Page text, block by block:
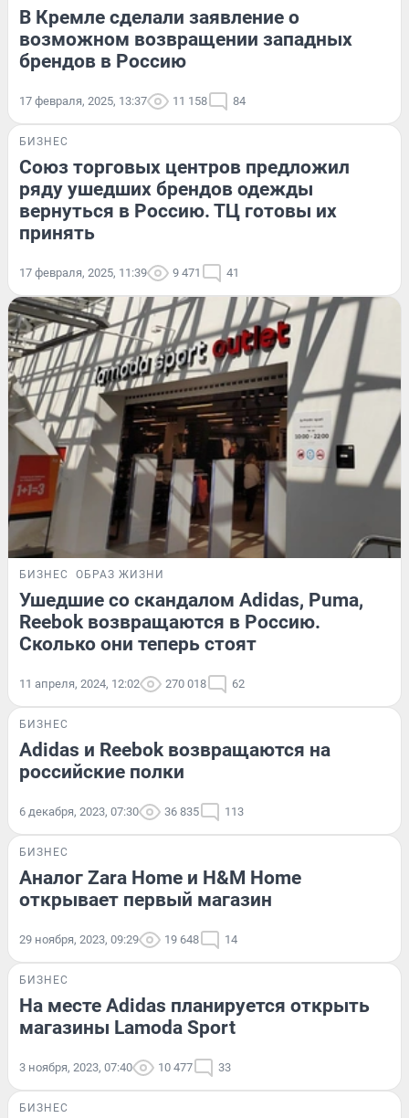
В Кремле сделали заявление о
возможном возвращении западных
брендов в Россию
17 февраля, 2025, 13:37 11 158 84
БИЗНЕС
Союз торговых центров предложил
ряду ушедших брендов одежды
вернуться в Россию. ТЦ готовы их
принять
17 февраля, 2025, 11:39 9 471 41
БИЗНЕС ОБРАЗ ЖИЗНИ
Ушедшие со скандалом Adidas, Puma,
Reebok возвращаются в Россию.
Сколько они теперь стоят
11 апреля, 2024, 12:02 270 018 62
БИЗНЕС
Adidas и Reebok возвращаются на
российские полки
6 декабря, 2023, 07:30 36 835 113
БИЗНЕС
Аналог Zara Home и H&M Home
открывает первый магазин
29 ноября, 2023, 09:29 19 648 14
БИЗНЕС
На месте Adidas планируется открыть
магазины Lamoda Sport
3 ноября, 2023, 07:40 10 477 33
БИЗНЕС